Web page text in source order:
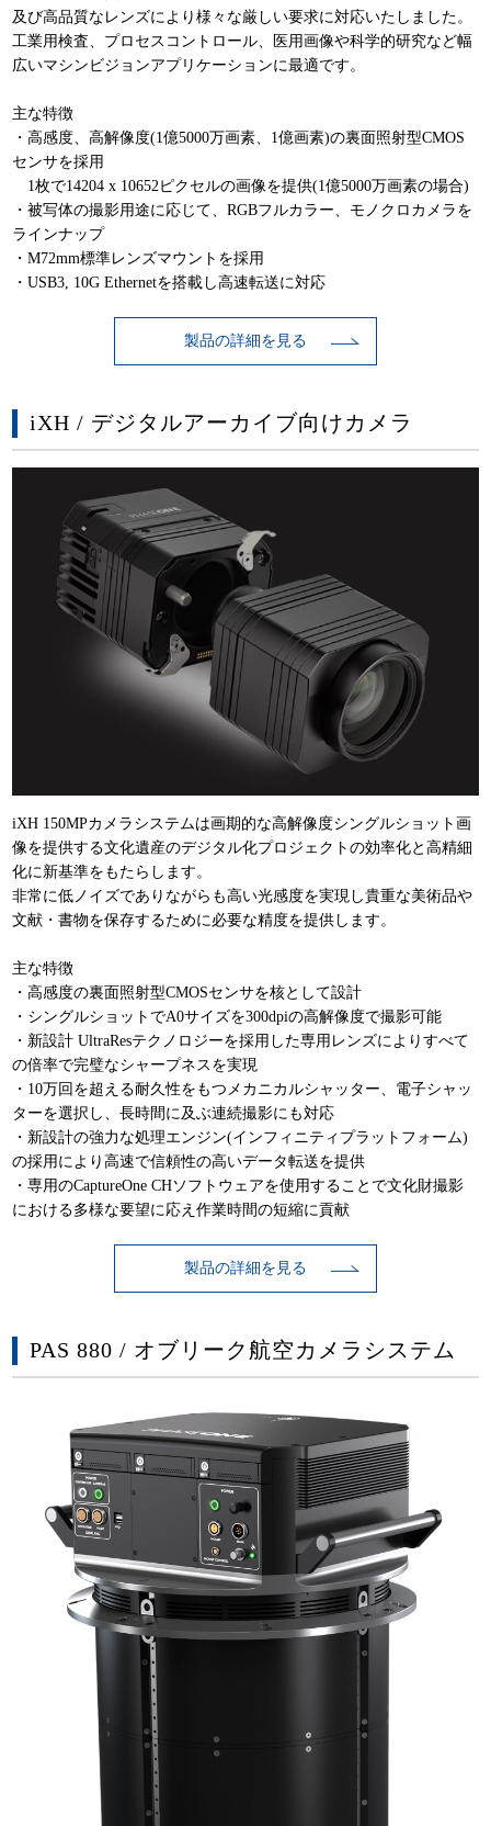
及び高品質なレンズにより様々な厳しい要求に対応いたしました。
工業用検査、プロセスコントロール、医用画像や科学的研究など幅
広いマシンビジョンアプリケーションに最適です。
主な特徴
・高感度、高解像度(1億5000万画素、1億画素)の裏面照射型CMOS
センサを採用
1枚で14204 x 10652ピクセルの画像を提供(1億5000万画素の場合)
・被写体の撮影用途に応じて、RGBフルカラー、モノクロカメラを
ラインナップ
・M72mm標準レンズマウントを採用
・USB3, 10G Ethernetを搭載し高速転送に対応
製品の詳細を見る
iXH / デジタルアーカイブ向けカメラ
iXH 150MPカメラシステムは画期的な高解像度シングルショット画
像を提供する文化遺産のデジタル化プロジェクトの効率化と高精細
化に新基準をもたらします。
非常に低ノイズでありながらも高い光感度を実現し貴重な美術品や
文献・書物を保存するために必要な精度を提供します。
主な特徴
・高感度の裏面照射型CMOSセンサを核として設計
・シングルショットでA0サイズを300dpiの高解像度で撮影可能
・新設計 UltraResテクノロジーを採用した専用レンズによりすべて
の倍率で完璧なシャープネスを実現
・10万回を超える耐久性をもつメカニカルシャッター、電子シャッ
ターを選択し、長時間に及ぶ連続撮影にも対応
・新設計の強力な処理エンジン(インフィニティプラットフォーム)
の採用により高速で信頼性の高いデータ転送を提供
・専用のCaptureOne CHソフトウェアを使用することで文化財撮影
における多様な要望に応え作業時間の短縮に貢献
製品の詳細を見る
PAS 880 / オブリーク航空カメラシステム